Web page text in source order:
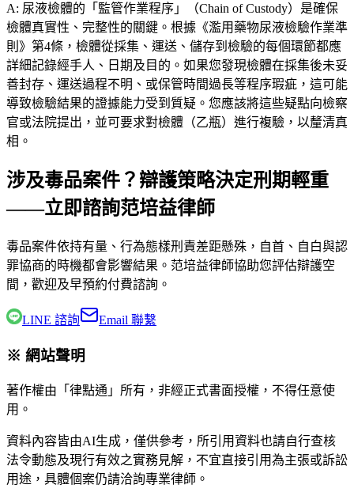
A: 尿液檢體的「監管作業程序」（Chain of Custody）是確保
檢體真實性、完整性的關鍵。根據《濫用藥物尿液檢驗作業準
則》第4條，檢體從採集、運送、儲存到檢驗的每個環節都應
詳細記錄經手人、日期及目的。如果您發現檢體在採集後未妥
善封存、運送過程不明、或保管時間過長等程序瑕疵，這可能
導致檢驗結果的證據能力受到質疑。您應該將這些疑點向檢察
官或法院提出，並可要求對檢體（乙瓶）進行複驗，以釐清真
相。
涉及毒品案件？辯護策略決定刑期輕重
——立即諮詢范培益律師
毒品案件依持有量、行為態樣刑責差距懸殊，自首、自白與認
罪協商的時機都會影響結果。 范培益律師協助您評估辯護空
間，歡迎及早預約付費諮詢。
LINE 諮詢 Email 聯繫
※ 網站聲明
著作權由「律點通」所有，非經正式書面授權，不得任意使
用。
資料內容皆由AI生成，僅供參考，所引用資料也請自行查核
法令動態及現行有效之實務見解，不宜直接引用為主張或訴訟
用途，具體個案仍請洽詢專業律師。